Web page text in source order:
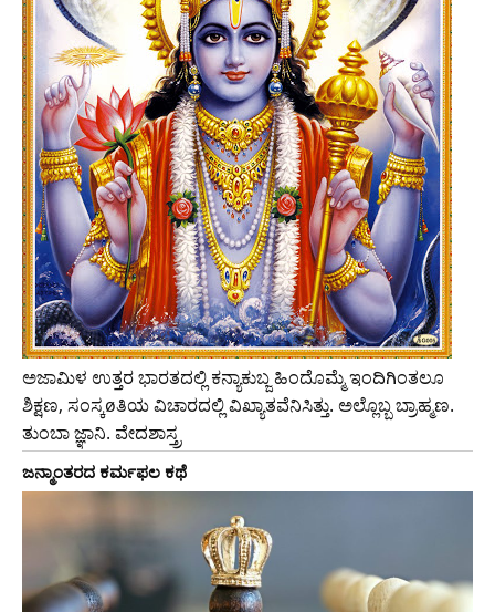
ಅಜಾಮಿಳ ಉತ್ತರ ಭಾರತದಲ್ಲಿ ಕನ್ಯಾಕುಬ್ಜ ಹಿಂದೊಮ್ಮೆ ಇಂದಿಗಿಂತಲೂ
ಶಿಕ್ಷಣ, ಸಂಸ್ಕøತಿಯ ವಿಚಾರದಲ್ಲಿ ವಿಖ್ಯಾತವೆನಿಸಿತ್ತು. ಅಲ್ಲೊಬ್ಬ ಬ್ರಾಹ್ಮಣ.
ತುಂಬಾ ಜ್ಞಾನಿ. ವೇದಶಾಸ್ತ್ರ
ಜನ್ಮಾಂತರದ ಕರ್ಮಫಲ ಕಥೆ